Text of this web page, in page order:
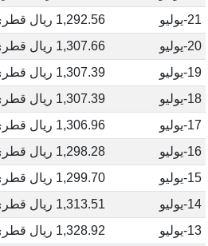
21-يوليو
1,292.56 ريال قطري
20-يوليو
1,307.66 ريال قطري
19-يوليو
1,307.39 ريال قطري
18-يوليو
1,307.39 ريال قطري
17-يوليو
1,306.96 ريال قطري
16-يوليو
1,298.28 ريال قطري
15-يوليو
1,299.70 ريال قطري
14-يوليو
1,313.51 ريال قطري
13-يوليو
1,328.92 ريال قطري